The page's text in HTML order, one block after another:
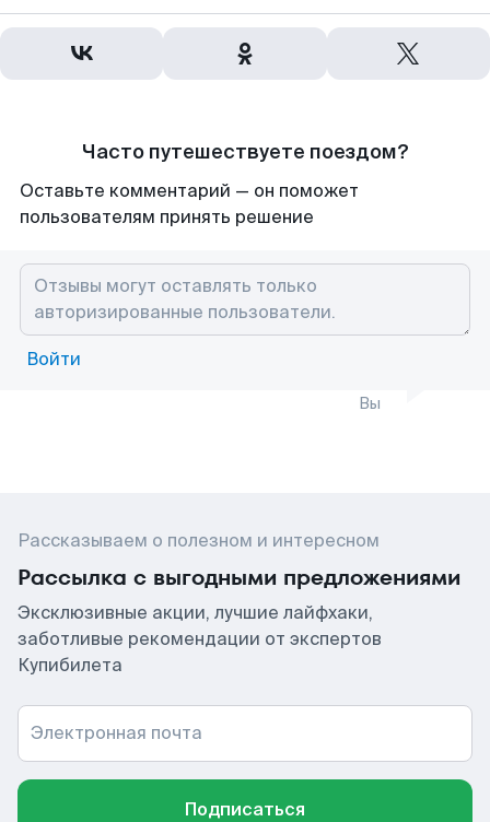
Часто путешествуете поездом?
Оставьте комментарий — он поможет
пользователям принять решение
Войти
Вы
Рассказываем о полезном и интересном
Рассылка с выгодными предложениями
Эксклюзивные акции, лучшие лайфхаки,
заботливые рекомендации от экспертов
Купибилета
Электронная почта
Подписаться